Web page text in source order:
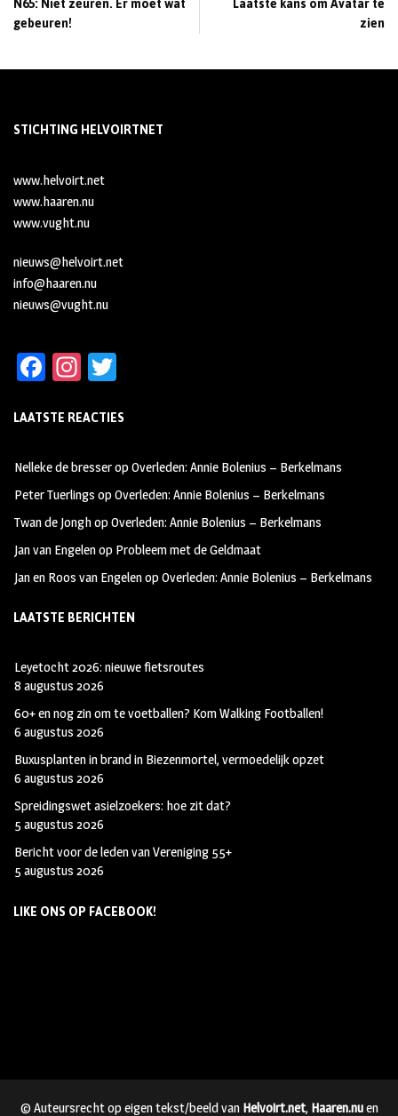
gebeuren!
zien
STICHTING HELVOIRTNET
www.helvoirt.net
www.haaren.nu
www.vught.nu
nieuws@helvoirt.net
info@haaren.nu
nieuws@vught.nu
Fa
b
oo
k
In
ag
m
tt
LAATSTE REACTIES
Nelleke de bresseropOverleden: Annie Bolenius – Berkelmans
Peter Tuerlings opOverleden: Annie Bolenius – Berkelmans
Twan de JonghopOverleden: Annie Bolenius – Berkelmans
Jan van Engelenop Probleem met de Geldmaat
Jan en Roos van EngelenopOverleden: Annie Bolenius – Berkelmans
LAATSTE BERICHTEN
Leyetocht 2026: nieuwe fietsroutes
8 augustus 2026
60+ en nog zin om te voetballen? Kom Walking Footballen!
6 augustus 2026
Buxusplanten in brand in Biezenmortel, vermoedelijk opzet
6 augustus 2026
Spreidingswet asielzoekers: hoe zit dat?
5 augustus 2026
Bericht voor de leden van Vereniging 55+
5 augustus 2026
LIKE ONS OP FACEBOOK!
© Auteursrecht op eigen tekst/beeld van Helvoirt.net, Haaren.nuen